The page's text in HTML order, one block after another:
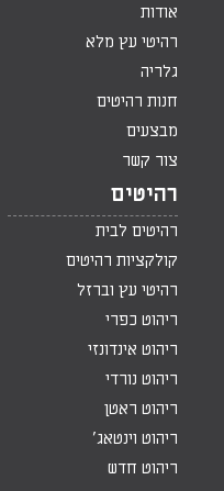
אודות
רהיטי עץ מלא
גלריה
חנות רהיטים
מבצעים
צור קשר
רהיטים
רהיטים לבית
קולקציות רהיטים
רהיטי עץ וברזל
ריהוט כפרי
ריהוט אינדונזי
ריהוט נורדי
ריהוט ראטן
ריהוט וינטאג'
ריהוט חדש